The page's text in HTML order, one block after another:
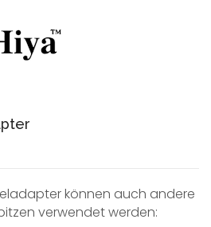
können auch andere
verwendet werden: